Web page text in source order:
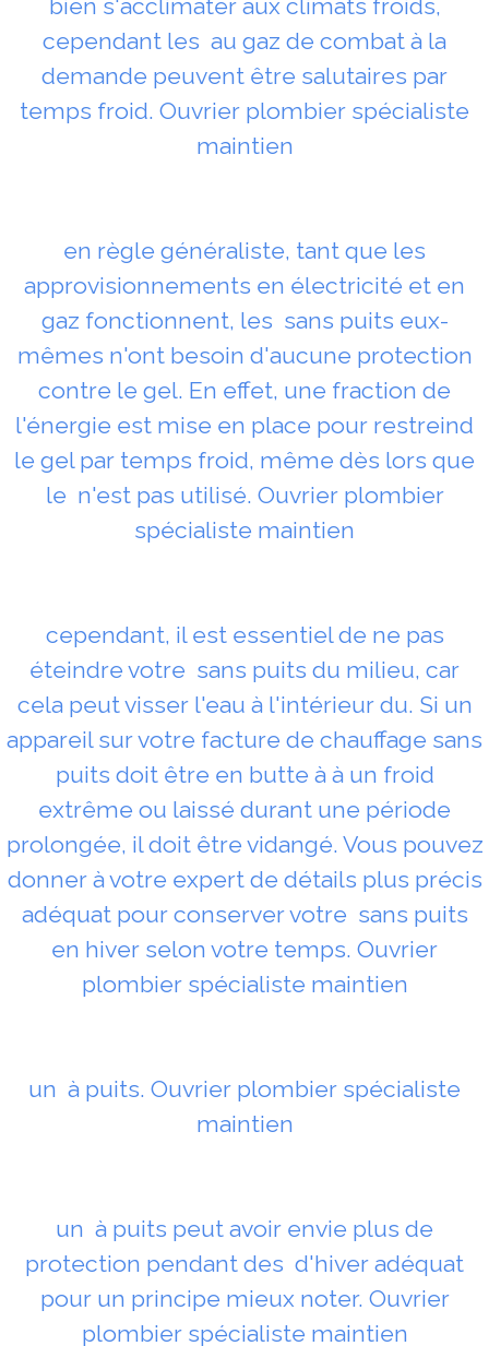
bien s'acclimater aux climats froids,
cependant les au gaz de combat à la
demande peuvent être salutaires par
temps froid. Ouvrier plombier spécialiste
maintien
en règle généraliste, tant que les
approvisionnements en électricité et en
gaz fonctionnent, les sans puits eux-
mêmes n'ont besoin d'aucune protection
contre le gel. En effet, une fraction de
l'énergie est mise en place pour restreind
le gel par temps froid, même dès lors que
le n'est pas utilisé. Ouvrier plombier
spécialiste maintien
cependant, il est essentiel de ne pas
éteindre votre sans puits du milieu, car
cela peut visser l'eau à l'intérieur du. Si un
appareil sur votre facture de chauffage sans
puits doit être en butte à à un froid
extrême ou laissé durant une période
prolongée, il doit être vidangé. Vous pouvez
donner à votre expert de détails plus précis
adéquat pour conserver votre sans puits
en hiver selon votre temps. Ouvrier
plombier spécialiste maintien
un à puits. Ouvrier plombier spécialiste
maintien
un à puits peut avoir envie plus de
protection pendant des d'hiver adéquat
pour un principe mieux noter. Ouvrier
plombier spécialiste maintien